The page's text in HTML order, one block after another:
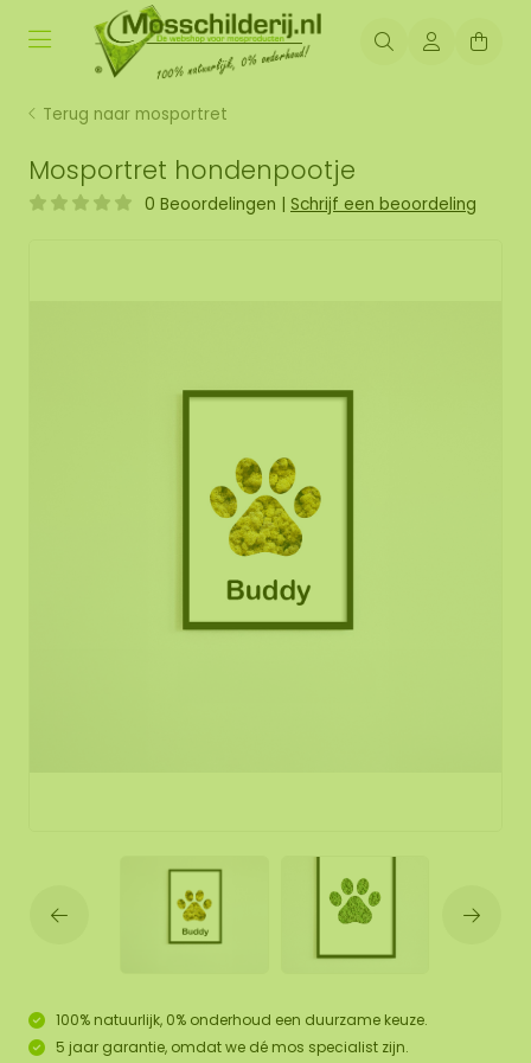
Terug naar mosportret
Mosportret hondenpootje
0 Beoordelingen | Schrijf een beoordeling
100% natuurlijk, 0% onderhoud een duurzame keuze.
5 jaar garantie, omdat we dé mos specialist zijn.